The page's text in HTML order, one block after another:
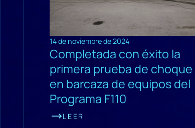
14 de noviembre de 2024
Completada con éxito la
primera prueba de choque
en barcaza de equipos del
Programa F110
LEER